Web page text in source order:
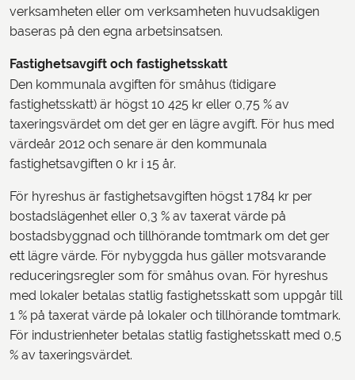
verksamheten eller om verksamheten huvudsakligen
baseras på den egna arbetsinsatsen.
Fastighetsavgift och fastighetsskatt
Den kommunala avgiften för småhus (tidigare
fastighetsskatt) är högst 10 425 kr eller 0,75 % av
taxeringsvärdet om det ger en lägre avgift. För hus med
värdeår 2012 och senare är den kommunala
fastighetsavgiften 0 kr i 15 år.
För hyreshus är fastighetsavgiften högst 1 784 kr per
bostadslägenhet eller 0,3 % av taxerat värde på
bostadsbyggnad och tillhörande tomtmark om det ger
ett lägre värde. För nybyggda hus gäller motsvarande
reduceringsregler som för småhus ovan. För hyreshus
med lokaler betalas statlig fastighetsskatt som uppgår till
1 % på taxerat värde på lokaler och tillhörande tomtmark.
För industrienheter betalas statlig fastighetsskatt med 0,5
% av taxeringsvärdet.